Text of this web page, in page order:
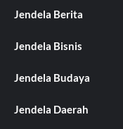
Jendela Berita
Jendela Bisnis
Jendela Budaya
Jendela Daerah